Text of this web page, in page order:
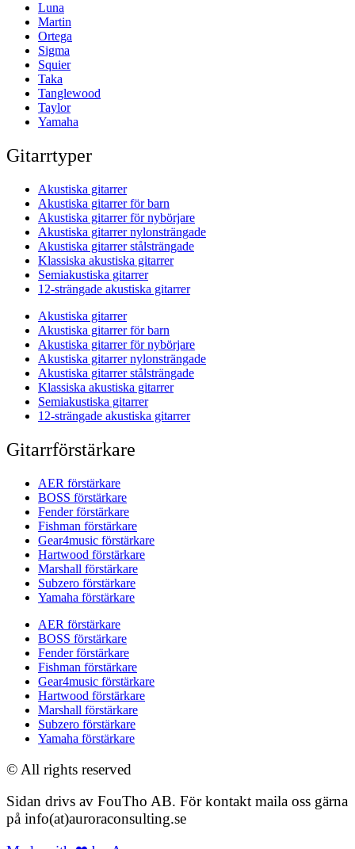
Luna
Martin
Ortega
Sigma
Squier
Taka
Tanglewood
Taylor
Yamaha
Gitarrtyper
Akustiska gitarrer
Akustiska gitarrer för barn
Akustiska gitarrer för nybörjare
Akustiska gitarrer nylonsträngade
Akustiska gitarrer stålsträngade
Klassiska akustiska gitarrer
Semiakustiska gitarrer
12-strängade akustiska gitarrer
Akustiska gitarrer
Akustiska gitarrer för barn
Akustiska gitarrer för nybörjare
Akustiska gitarrer nylonsträngade
Akustiska gitarrer stålsträngade
Klassiska akustiska gitarrer
Semiakustiska gitarrer
12-strängade akustiska gitarrer
Gitarrförstärkare
AER förstärkare
BOSS förstärkare
Fender förstärkare
Fishman förstärkare
Gear4music förstärkare
Hartwood förstärkare
Marshall förstärkare
Subzero förstärkare
Yamaha förstärkare
AER förstärkare
BOSS förstärkare
Fender förstärkare
Fishman förstärkare
Gear4music förstärkare
Hartwood förstärkare
Marshall förstärkare
Subzero förstärkare
Yamaha förstärkare
© All rights reserved
Sidan drivs av FouTho AB. För kontakt maila oss gärna
på info(at)auroraconsulting.se